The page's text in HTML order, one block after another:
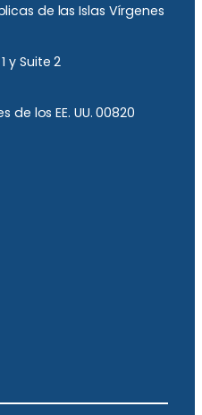
de las Islas Vírgenes
y Suite 2
de los EE. UU. 00820